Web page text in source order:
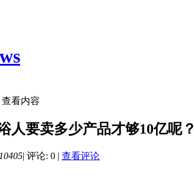
查看内容
人要卖多少产品才够10亿呢？
10405| 评论: 0 | 查看评论